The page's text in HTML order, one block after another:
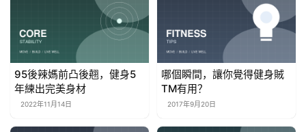
95後辣媽前凸後翹，健身5
年練出完美身材
2022年11月14日
哪個瞬間，讓你覺得健身賊
TM有用？
2017年9月20日